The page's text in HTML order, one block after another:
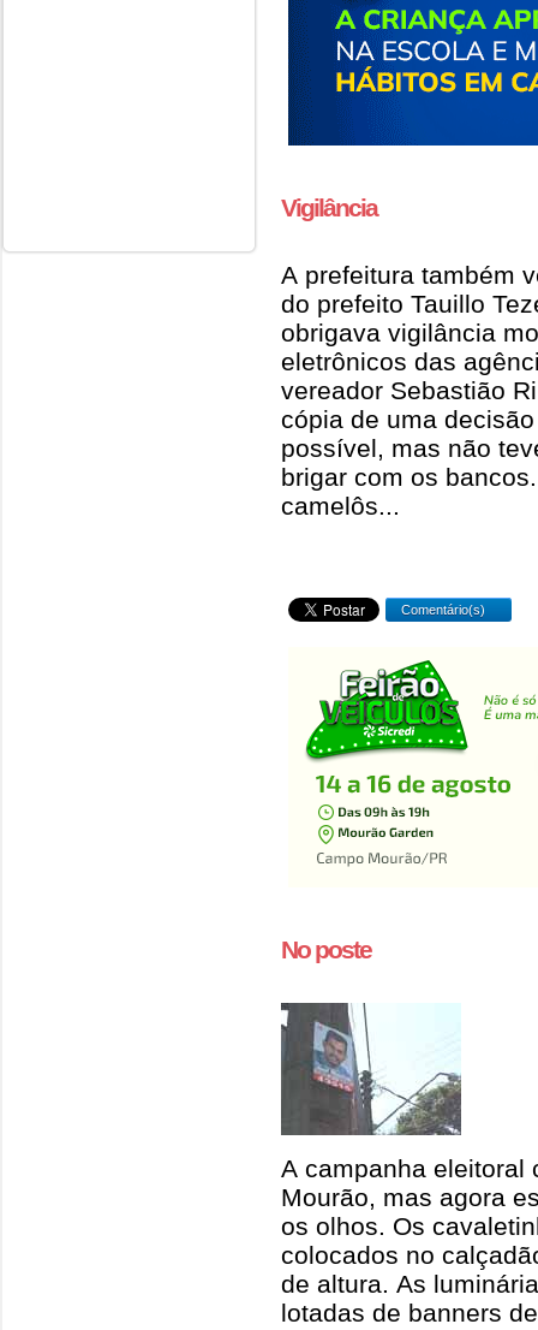
Vigilância
A prefeitura também
do prefeito Tauillo
obrigava vigilância
eletrônicos das
vereador Sebastião
cópia de uma
possível, mas não
brigar com os
camelôs...
Comentário(s)
No poste
A campanha eleitoral
Mourão, mas agora
os olhos. Os
colocados no
de altura. As
lotadas de banners